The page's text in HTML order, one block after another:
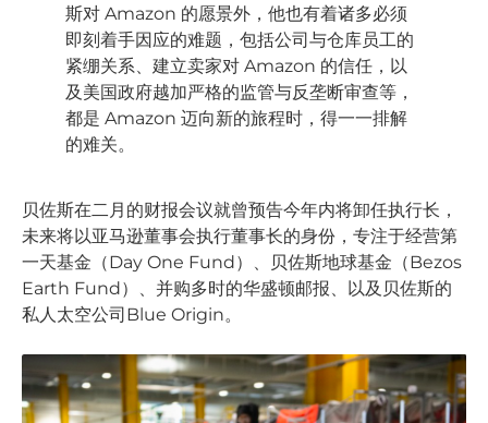
斯对 Amazon 的愿景外，他也有着诸多必须
即刻着手因应的难题，包括公司与仓库员工的
紧绷关系、建立卖家对 Amazon 的信任，以
及美国政府越加严格的监管与反垄断审查等，
都是 Amazon 迈向新的旅程时，得一一排解
的难关。
贝佐斯在二月的财报会议就曾预告今年内将卸任执行长，
未来将以亚马逊董事会执行董事长的身份，专注于经营第
一天基金（Day One Fund）、贝佐斯地球基金（Bezos
Earth Fund）、并购多时的华盛顿邮报、以及贝佐斯的
私人太空公司Blue Origin。